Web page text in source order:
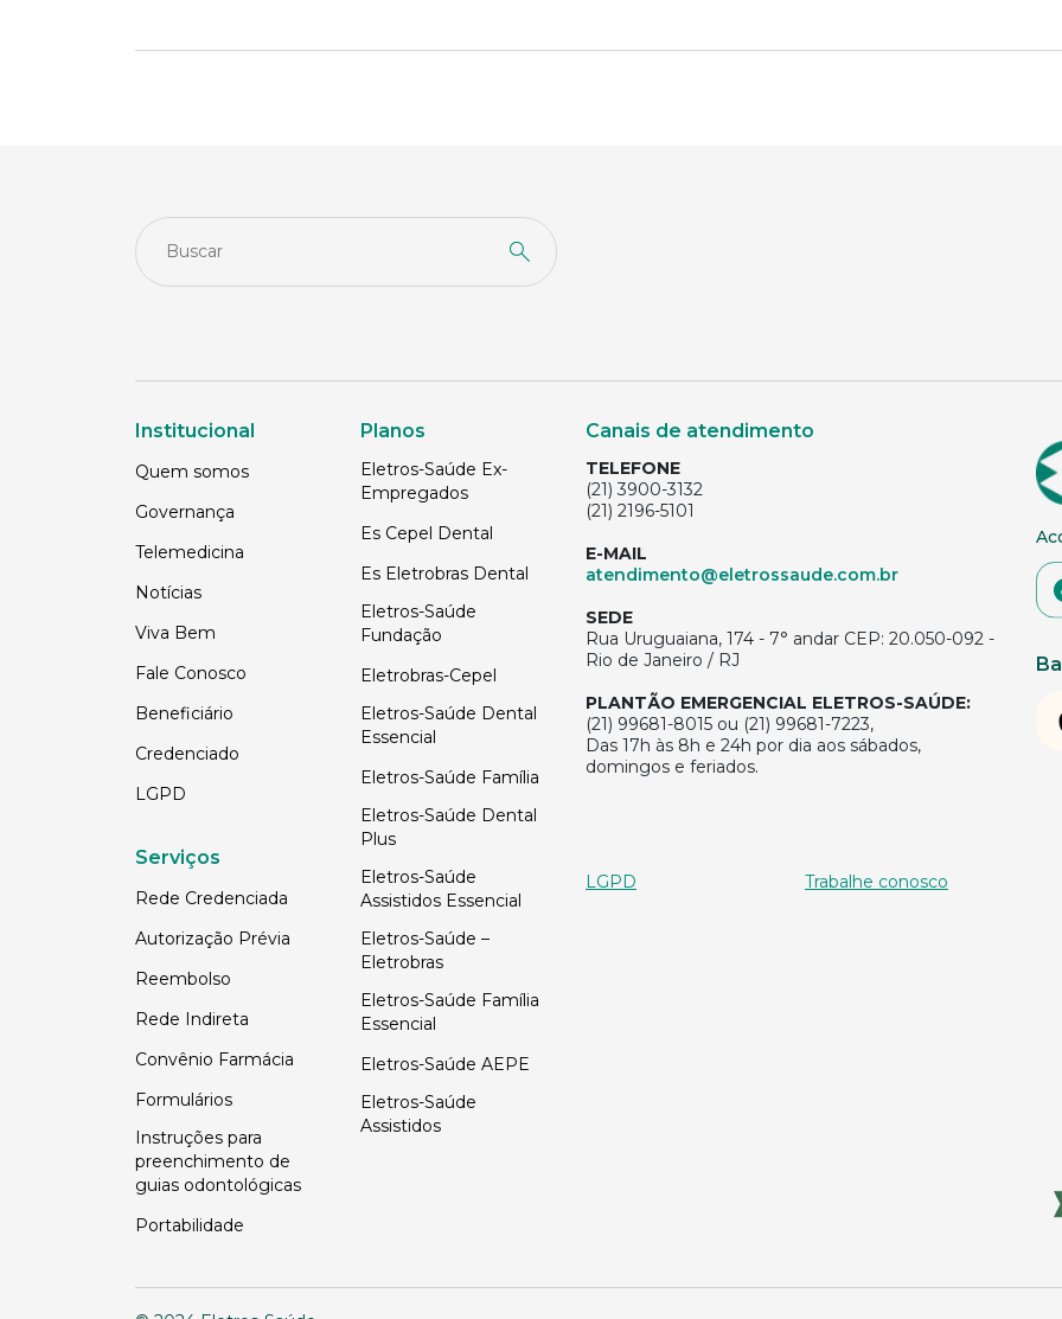
Institucional
Quem somos
Governança
Telemedicina
Notícias
Viva Bem
Fale Conosco
Beneficiário
Credenciado
LGPD
Serviços
Rede Credenciada
Autorização Prévia
Reembolso
Rede Indireta
Convênio Farmácia
Formulários
Instruções para
preenchimento de
guias odontológicas
Portabilidade
Planos
Eletros-Saúde Ex-
Empregados
Es Cepel Dental
Es Eletrobras Dental
Eletros-Saúde
Fundação
Eletrobras-Cepel
Eletros-Saúde Dental
Essencial
Eletros-Saúde Família
Eletros-Saúde Dental
Plus
Eletros-Saúde
Assistidos Essencial
Eletros-Saúde –
Eletrobras
Eletros-Saúde Família
Essencial
Eletros-Saúde AEPE
Eletros-Saúde
Assistidos
Canais de atendimento
TELEFONE
(21) 3900-3132
(21) 2196-5101
E-MAIL
atendimento@eletrossaude.com.br
SEDE
Rua Uruguaiana, 174 - 7° andar CEP: 20.050-092 -
Rio de Janeiro / RJ
PLANTÃO EMERGENCIAL ELETROS-SAÚDE:
(21) 99681-8015 ou (21) 99681-7223,
Das 17h às 8h e 24h por dia aos sábados,
domingos e feriados.
LGPD Trabalhe conosco